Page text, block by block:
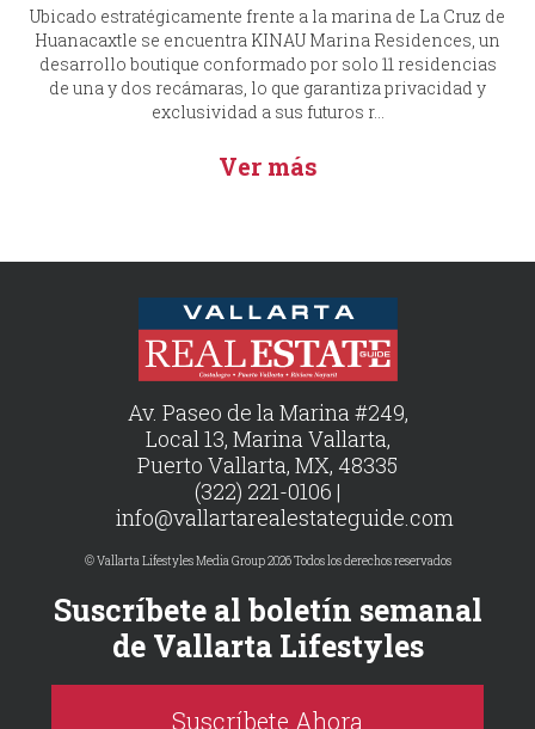
Ubicado estratégicamente frente a la marina de La Cruz de
Huanacaxtle se encuentra KINAU Marina Residences, un
desarrollo boutique conformado por solo 11 residencias
de una y dos recámaras, lo que garantiza privacidad y
exclusividad a sus futuros r...
Ver más
Av. Paseo de la Marina #249,
Local 13, Marina Vallarta,
Puerto Vallarta, MX, 48335
(322) 221-0106 |
info@vallartarealestateguide.com
© Vallarta Lifestyles Media Group 2026 Todos los derechos reservados
Suscríbete al boletín semanal
de Vallarta Lifestyles
Suscríbete Ahora